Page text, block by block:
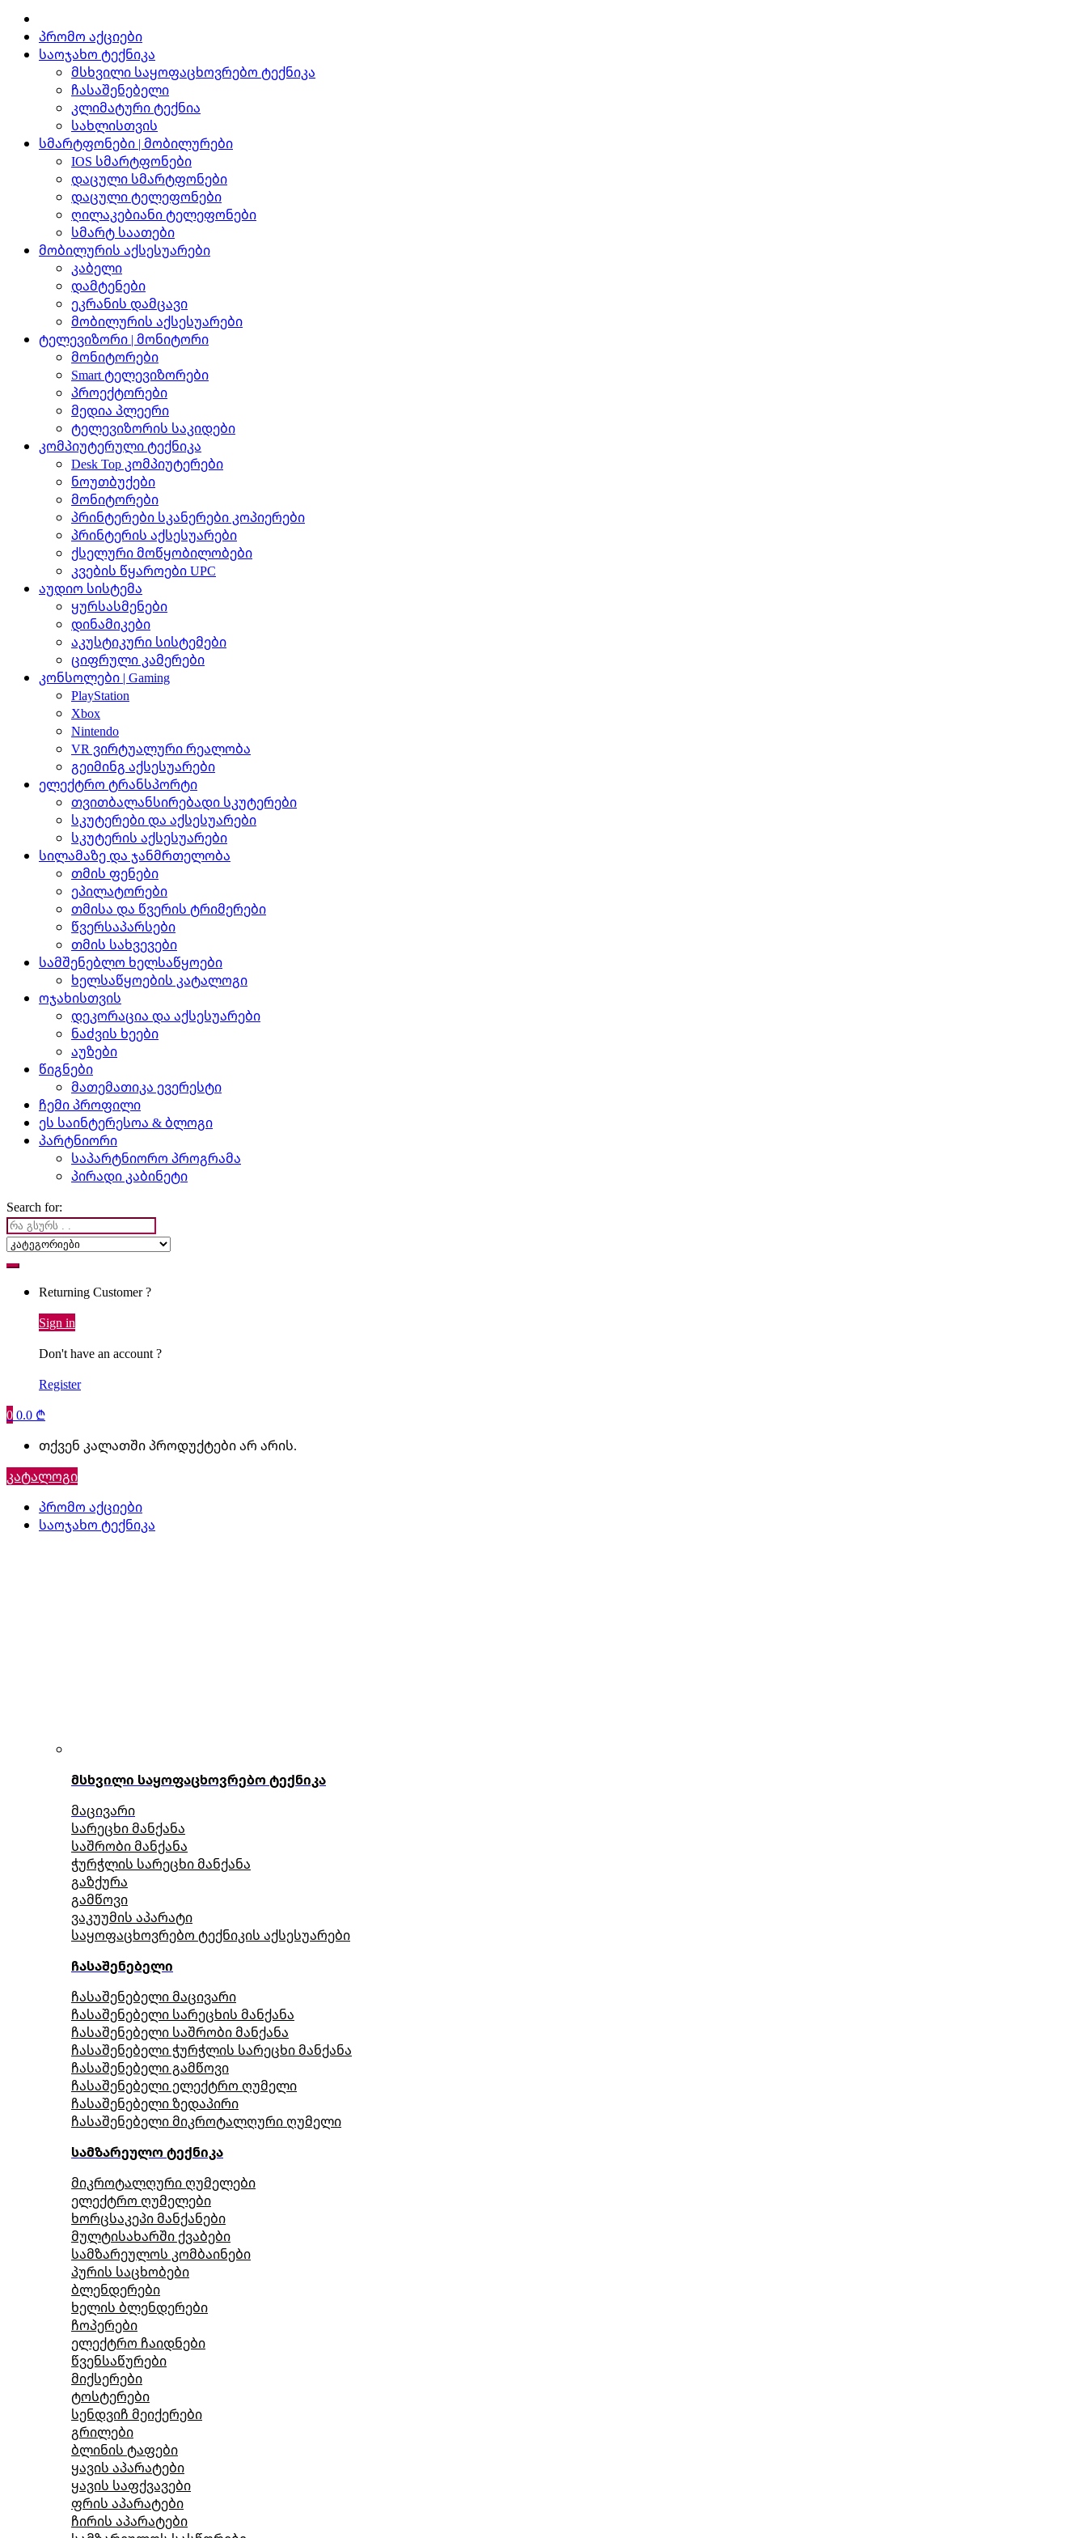
პრომო აქციები
საოჯახო ტექნიკა
მსხვილი საყოფაცხოვრებო ტექნიკა
ჩასაშენებელი
კლიმატური ტექნია
სახლისთვის
სმარტფონები | მობილურები
IOS სმარტფონები
დაცული სმარტფონები
დაცული ტელეფონები
ღილაკებიანი ტელეფონები
სმარტ საათები
მობილურის აქსესუარები
კაბელი
დამტენები
ეკრანის დამცავი
მობილურის აქსესუარები
ტელევიზორი | მონიტორი
მონიტორები
Smart ტელევიზორები
პროექტორები
მედია პლეერი
ტელევიზორის საკიდები
კომპიუტერული ტექნიკა
Desk Top კომპიუტერები
ნოუთბუქები
მონიტორები
პრინტერები სკანერები კოპიერები
პრინტერის აქსესუარები
ქსელური მოწყობილობები
კვების წყაროები UPC
აუდიო სისტემა
ყურსასმენები
დინამიკები
აკუსტიკური სისტემები
ციფრული კამერები
კონსოლები | Gaming
PlayStation
Xbox
Nintendo
VR ვირტუალური რეალობა
გეიმინგ აქსესუარები
ელექტრო ტრანსპორტი
თვითბალანსირებადი სკუტერები
სკუტერები და აქსესუარები
სკუტერის აქსესუარები
სილამაზე და ჯანმრთელობა
თმის ფენები
ეპილატორები
თმისა და წვერის ტრიმერები
წვერსაპარსები
თმის სახვევები
სამშენებლო ხელსაწყოები
ხელსაწყოების კატალოგი
ოჯახისთვის
დეკორაცია და აქსესუარები
ნაძვის ხეები
აუზები
წიგნები
მათემათიკა ევერესტი
ჩემი პროფილი
ეს საინტერესოა & ბლოგი
პარტნიორი
საპარტნიორო პროგრამა
პირადი კაბინეტი
Search for:
Returning Customer ?
Sign in
Don't have an account ?
Register
00.0 ₾
თქვენ კალათში პროდუქტები არ არის.
კატალოგი
პრომო აქციები
საოჯახო ტექნიკა
მსხვილი საყოფაცხოვრებო ტექნიკა
მაცივარი
სარეცხი მანქანა
საშრობი მანქანა
ჭურჭლის სარეცხი მანქანა
გაზქურა
გამწოვი
ვაკუუმის აპარატი
საყოფაცხოვრებო ტექნიკის აქსესუარები
ჩასაშენებელი
ჩასაშენებელი მაცივარი
ჩასაშენებელი სარეცხის მანქანა
ჩასაშენებელი საშრობი მანქანა
ჩასაშენებელი ჭურჭლის სარეცხი მანქანა
ჩასაშენებელი გამწოვი
ჩასაშენებელი ელექტრო ღუმელი
ჩასაშენებელი ზედაპირი
ჩასაშენებელი მიკროტალღური ღუმელი
სამზარეულო ტექნიკა
მიკროტალღური ღუმელები
ელექტრო ღუმელები
ხორცსაკეპი მანქანები
მულტისახარში ქვაბები
სამზარეულოს კომბაინები
პურის საცხობები
ბლენდერები
ხელის ბლენდერები
ჩოპერები
ელექტრო ჩაიდნები
წვენსაწურები
მიქსერები
ტოსტერები
სენდვიჩ მეიქერები
გრილები
ბლინის ტაფები
ყავის აპარატები
ყავის საფქვავები
ფრის აპარატები
ჩირის აპარატები